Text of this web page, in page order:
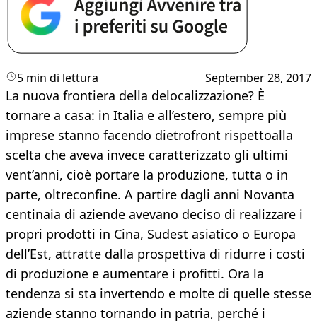
5 min di lettura September 28, 2017
La nuova frontiera della delocalizzazione? È
tornare a casa: in Italia e all’estero, sempre più
imprese stanno facendo dietrofront rispettoalla
scelta che aveva invece caratterizzato gli ultimi
vent’anni, cioè portare la produzione, tutta o in
parte, oltreconfine. A partire dagli anni Novanta
centinaia di aziende avevano deciso di realizzare i
propri prodotti in Cina, Sudest asiatico o Europa
dell’Est, attratte dalla prospettiva di ridurre i costi
di produzione e aumentare i profitti. Ora la
tendenza si sta invertendo e molte di quelle stesse
aziende stanno tornando in patria, perché i